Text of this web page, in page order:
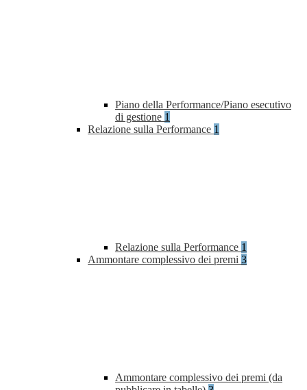
Piano della Performance/Piano esecutivo
di gestione 1
Relazione sulla Performance 1
Relazione sulla Performance 1
Ammontare complessivo dei premi 3
Ammontare complessivo dei premi (da